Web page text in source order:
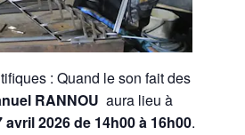
: Quand le son fait des
RANNOU aura lieu à
avril 2026 de 14h00 à 16h00.